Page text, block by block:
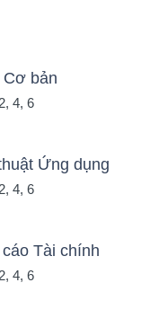
Cơ bản
4, 6
Ứng dụng
4, 6
Tài chính
4, 6